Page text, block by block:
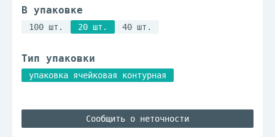
В упаковке
100 шт. 20 шт. 40 шт.
Тип упаковки
упаковка ячейковая контурная
Сообщить о неточности